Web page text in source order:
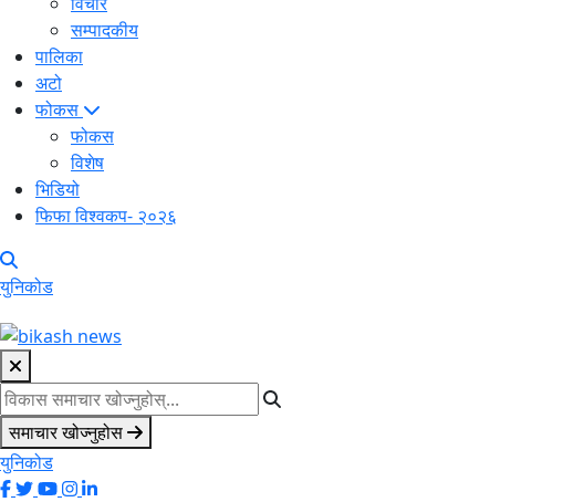
सम्पादकीय
पालिका
अटो
फोकस
फोकस
विशेष
भिडियो
फिफा विश्वकप- २०२६
युनिकोड
समाचार खोज्नुहोस
युनिकोड